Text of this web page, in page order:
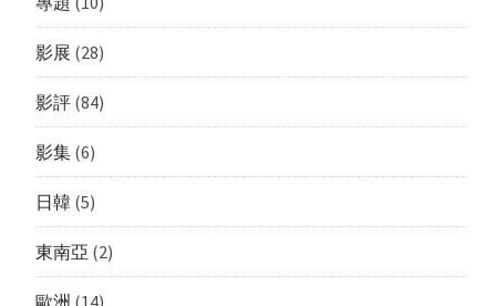
影展 (28)
影評(84)
影集(6)
日韓(5)
東南亞 (2)